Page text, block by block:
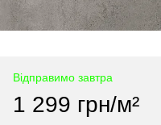
Відправимо завтра
1 299 грн/м²